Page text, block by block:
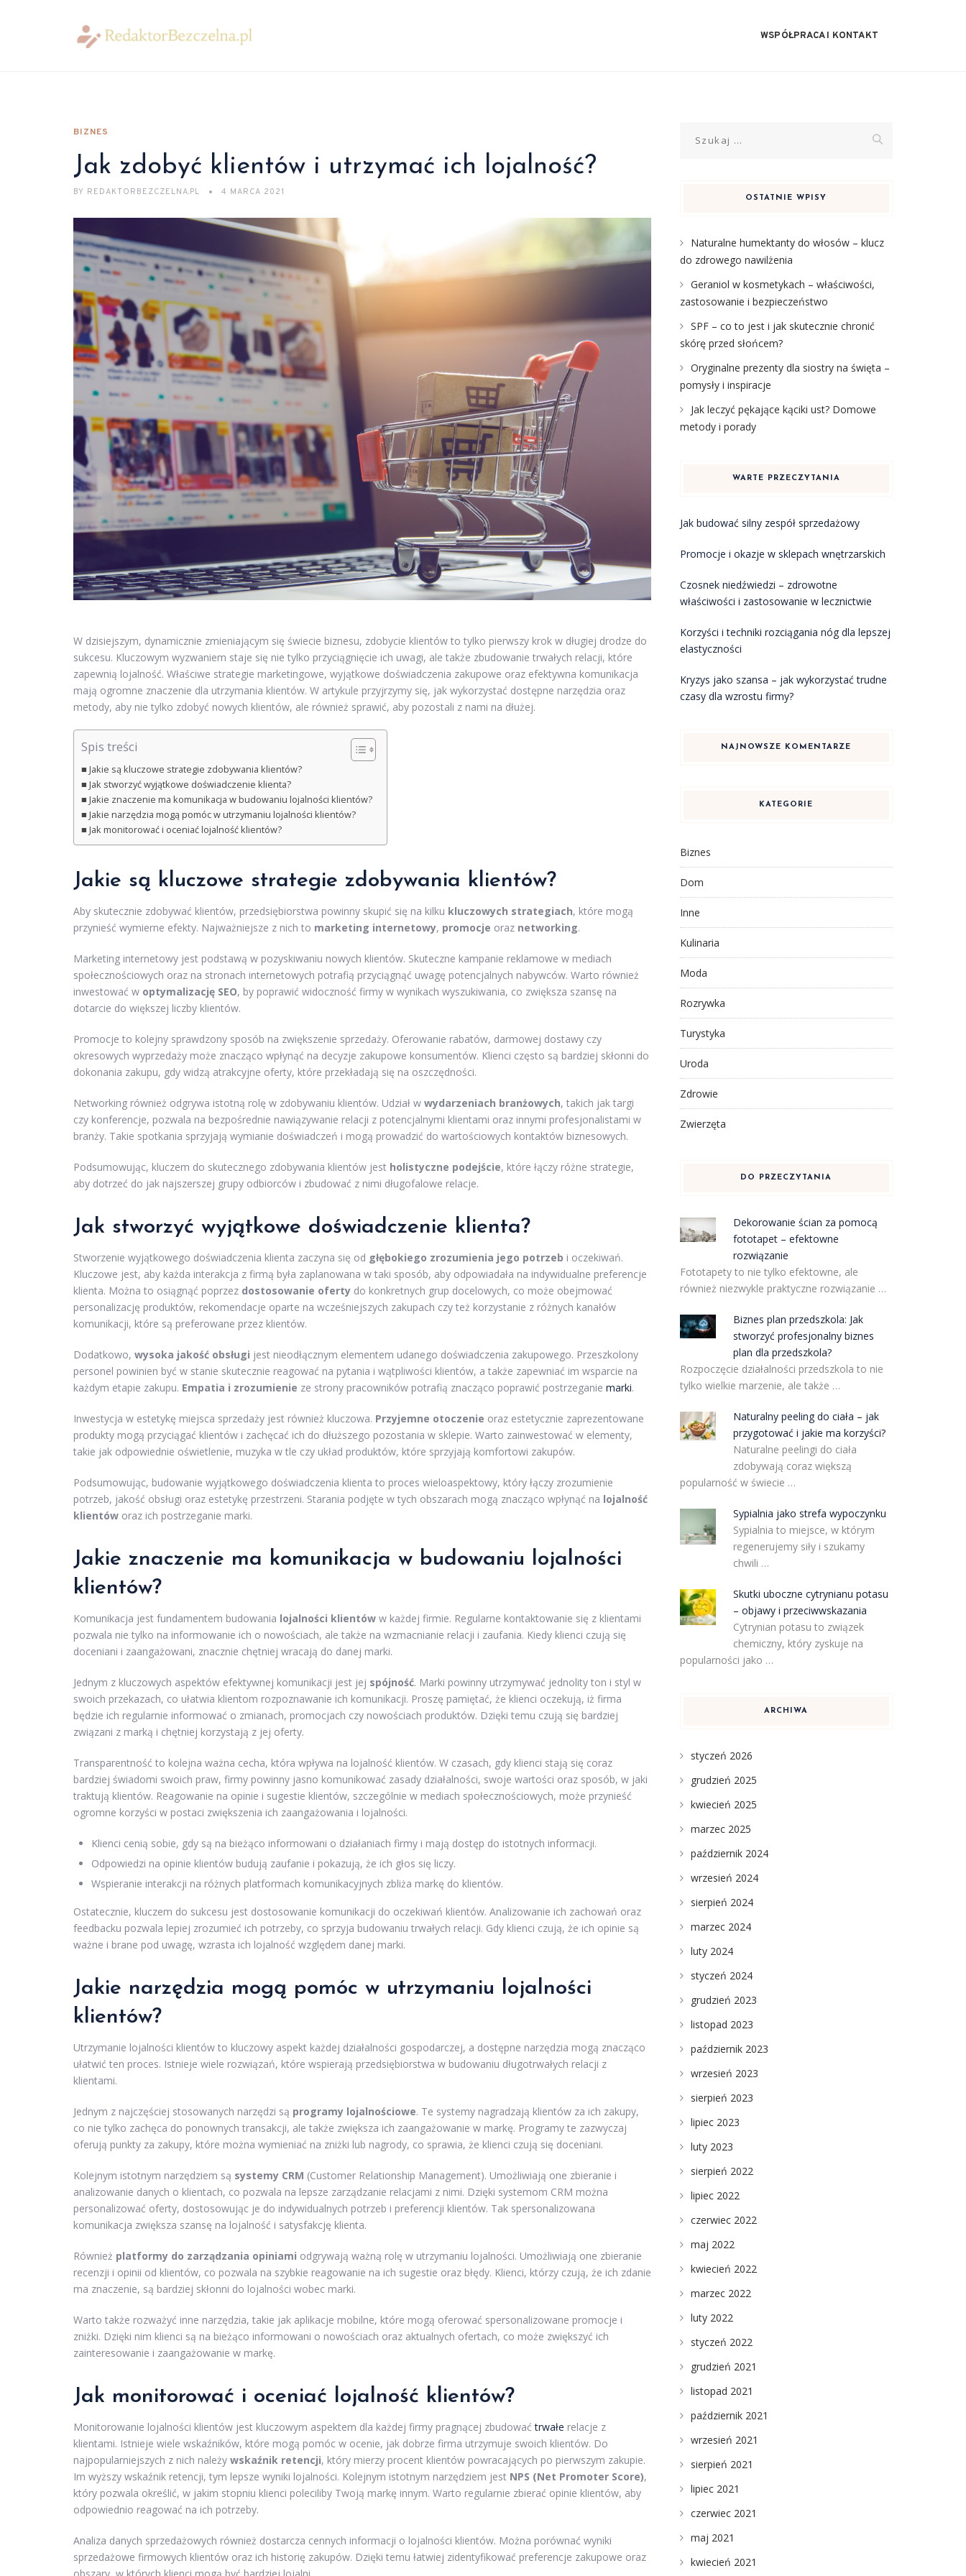
WSPÓŁPRACA I KONTAKT
BIZNES
Jak zdobyć klientów i utrzymać ich lojalność?
BY REDAKTORBEZCZELNA.PL 4 MARCA 2021
W dzisiejszym, dynamicznie zmieniającym się świecie biznesu, zdobycie klientów to tylko pierwszy krok w długiej drodze do
sukcesu. Kluczowym wyzwaniem staje się nie tylko przyciągnięcie ich uwagi, ale także zbudowanie trwałych relacji, które
zapewnią lojalność. Właściwe strategie marketingowe, wyjątkowe doświadczenia zakupowe oraz efektywna komunikacja
mają ogromne znaczenie dla utrzymania klientów. W artykule przyjrzymy się, jak wykorzystać dostępne narzędzia oraz
metody, aby nie tylko zdobyć nowych klientów, ale również sprawić, aby pozostali z nami na dłużej.
Spis treści
Jakie są kluczowe strategie zdobywania klientów?
Jak stworzyć wyjątkowe doświadczenie klienta?
Jakie znaczenie ma komunikacja w budowaniu lojalności klientów?
Jakie narzędzia mogą pomóc w utrzymaniu lojalności klientów?
Jak monitorować i oceniać lojalność klientów?
Jakie są kluczowe strategie zdobywania klientów?
Aby skutecznie zdobywać klientów, przedsiębiorstwa powinny skupić się na kilku kluczowych strategiach, które mogą
przynieść wymierne efekty. Najważniejsze z nich to marketing internetowy, promocje oraz networking.
Marketing internetowy jest podstawą w pozyskiwaniu nowych klientów. Skuteczne kampanie reklamowe w mediach
społecznościowych oraz na stronach internetowych potrafią przyciągnąć uwagę potencjalnych nabywców. Warto również
inwestować w optymalizację SEO, by poprawić widoczność firmy w wynikach wyszukiwania, co zwiększa szansę na
dotarcie do większej liczby klientów.
Promocje to kolejny sprawdzony sposób na zwiększenie sprzedaży. Oferowanie rabatów, darmowej dostawy czy
okresowych wyprzedaży może znacząco wpłynąć na decyzje zakupowe konsumentów. Klienci często są bardziej skłonni do
dokonania zakupu, gdy widzą atrakcyjne oferty, które przekładają się na oszczędności.
Networking również odgrywa istotną rolę w zdobywaniu klientów. Udział w wydarzeniach branżowych, takich jak targi
czy konferencje, pozwala na bezpośrednie nawiązywanie relacji z potencjalnymi klientami oraz innymi profesjonalistami w
branży. Takie spotkania sprzyjają wymianie doświadczeń i mogą prowadzić do wartościowych kontaktów biznesowych.
Podsumowując, kluczem do skutecznego zdobywania klientów jest holistyczne podejście, które łączy różne strategie,
aby dotrzeć do jak najszerszej grupy odbiorców i zbudować z nimi długofalowe relacje.
Jak stworzyć wyjątkowe doświadczenie klienta?
Stworzenie wyjątkowego doświadczenia klienta zaczyna się od głębokiego zrozumienia jego potrzeb i oczekiwań.
Kluczowe jest, aby każda interakcja z firmą była zaplanowana w taki sposób, aby odpowiadała na indywidualne preferencje
klienta. Można to osiągnąć poprzez dostosowanie oferty do konkretnych grup docelowych, co może obejmować
personalizację produktów, rekomendacje oparte na wcześniejszych zakupach czy też korzystanie z różnych kanałów
komunikacji, które są preferowane przez klientów.
Dodatkowo, wysoka jakość obsługi jest nieodłącznym elementem udanego doświadczenia zakupowego. Przeszkolony
personel powinien być w stanie skutecznie reagować na pytania i wątpliwości klientów, a także zapewniać im wsparcie na
każdym etapie zakupu. Empatia i zrozumienie ze strony pracowników potrafią znacząco poprawić postrzeganie marki.
Inwestycja w estetykę miejsca sprzedaży jest również kluczowa. Przyjemne otoczenie oraz estetycznie zaprezentowane
produkty mogą przyciągać klientów i zachęcać ich do dłuższego pozostania w sklepie. Warto zainwestować w elementy,
takie jak odpowiednie oświetlenie, muzyka w tle czy układ produktów, które sprzyjają komfortowi zakupów.
Podsumowując, budowanie wyjątkowego doświadczenia klienta to proces wieloaspektowy, który łączy zrozumienie
potrzeb, jakość obsługi oraz estetykę przestrzeni. Starania podjęte w tych obszarach mogą znacząco wpłynąć na lojalność
klientów oraz ich postrzeganie marki.
Jakie znaczenie ma komunikacja w budowaniu lojalności
klientów?
Komunikacja jest fundamentem budowania lojalności klientów w każdej firmie. Regularne kontaktowanie się z klientami
pozwala nie tylko na informowanie ich o nowościach, ale także na wzmacnianie relacji i zaufania. Kiedy klienci czują się
doceniani i zaangażowani, znacznie chętniej wracają do danej marki.
Jednym z kluczowych aspektów efektywnej komunikacji jest jej spójność. Marki powinny utrzymywać jednolity ton i styl w
swoich przekazach, co ułatwia klientom rozpoznawanie ich komunikacji. Proszę pamiętać, że klienci oczekują, iż firma
będzie ich regularnie informować o zmianach, promocjach czy nowościach produktów. Dzięki temu czują się bardziej
związani z marką i chętniej korzystają z jej oferty.
Transparentność to kolejna ważna cecha, która wpływa na lojalność klientów. W czasach, gdy klienci stają się coraz
bardziej świadomi swoich praw, firmy powinny jasno komunikować zasady działalności, swoje wartości oraz sposób, w jaki
traktują klientów. Reagowanie na opinie i sugestie klientów, szczególnie w mediach społecznościowych, może przynieść
ogromne korzyści w postaci zwiększenia ich zaangażowania i lojalności.
Klienci cenią sobie, gdy są na bieżąco informowani o działaniach firmy i mają dostęp do istotnych informacji.
Odpowiedzi na opinie klientów budują zaufanie i pokazują, że ich głos się liczy.
Wspieranie interakcji na różnych platformach komunikacyjnych zbliża markę do klientów.
Ostatecznie, kluczem do sukcesu jest dostosowanie komunikacji do oczekiwań klientów. Analizowanie ich zachowań oraz
feedbacku pozwala lepiej zrozumieć ich potrzeby, co sprzyja budowaniu trwałych relacji. Gdy klienci czują, że ich opinie są
ważne i brane pod uwagę, wzrasta ich lojalność względem danej marki.
Jakie narzędzia mogą pomóc w utrzymaniu lojalności
klientów?
Utrzymanie lojalności klientów to kluczowy aspekt każdej działalności gospodarczej, a dostępne narzędzia mogą znacząco
ułatwić ten proces. Istnieje wiele rozwiązań, które wspierają przedsiębiorstwa w budowaniu długotrwałych relacji z
klientami.
Jednym z najczęściej stosowanych narzędzi są programy lojalnościowe. Te systemy nagradzają klientów za ich zakupy,
co nie tylko zachęca do ponownych transakcji, ale także zwiększa ich zaangażowanie w markę. Programy te zazwyczaj
oferują punkty za zakupy, które można wymieniać na zniżki lub nagrody, co sprawia, że klienci czują się doceniani.
Kolejnym istotnym narzędziem są systemy CRM (Customer Relationship Management). Umożliwiają one zbieranie i
analizowanie danych o klientach, co pozwala na lepsze zarządzanie relacjami z nimi. Dzięki systemom CRM można
personalizować oferty, dostosowując je do indywidualnych potrzeb i preferencji klientów. Tak spersonalizowana
komunikacja zwiększa szansę na lojalność i satysfakcję klienta.
Również platformy do zarządzania opiniami odgrywają ważną rolę w utrzymaniu lojalności. Umożliwiają one zbieranie
recenzji i opinii od klientów, co pozwala na szybkie reagowanie na ich sugestie oraz błędy. Klienci, którzy czują, że ich zdanie
ma znaczenie, są bardziej skłonni do lojalności wobec marki.
Warto także rozważyć inne narzędzia, takie jak aplikacje mobilne, które mogą oferować spersonalizowane promocje i
zniżki. Dzięki nim klienci są na bieżąco informowani o nowościach oraz aktualnych ofertach, co może zwiększyć ich
zainteresowanie i zaangażowanie w markę.
Jak monitorować i oceniać lojalność klientów?
Monitorowanie lojalności klientów jest kluczowym aspektem dla każdej firmy pragnącej zbudowaćtrwałe relacje z
klientami. Istnieje wiele wskaźników, które mogą pomóc w ocenie, jak dobrze firma utrzymuje swoich klientów. Do
najpopularniejszych z nich należy wskaźnik retencji, który mierzy procent klientów powracających po pierwszym zakupie.
Im wyższy wskaźnik retencji, tym lepsze wyniki lojalności. Kolejnym istotnym narzędziem jest NPS (Net Promoter Score),
który pozwala określić, w jakim stopniu klienci poleciliby Twoją markę innym. Warto regularnie zbierać opinie klientów, aby
odpowiednio reagować na ich potrzeby.
Analiza danych sprzedażowych również dostarcza cennych informacji o lojalności klientów. Można porównać wyniki
sprzedażowe firmowych klientów oraz ich historię zakupów. Dzięki temu łatwiej zidentyfikować preferencje zakupowe oraz
OSTATNIE WPISY
Naturalne humektanty do włosów – klucz
do zdrowego nawilżenia
Geraniol w kosmetykach – właściwości,
zastosowanie i bezpieczeństwo
SPF – co to jest i jak skutecznie chronić
skórę przed słońcem?
Oryginalne prezenty dla siostry na święta –
pomysły i inspiracje
Jak leczyć pękające kąciki ust? Domowe
metody i porady
WARTE PRZECZYTANIA
Jak budować silny zespół sprzedażowy
Promocje i okazje w sklepach wnętrzarskich
Czosnek niedźwiedzi – zdrowotne
właściwości i zastosowanie w lecznictwie
Korzyści i techniki rozciągania nóg dla lepszej
elastyczności
Kryzys jako szansa – jak wykorzystać trudne
czasy dla wzrostu firmy?
NAJNOWSZE KOMENTARZE
KATEGORIE
Biznes
Dom
Inne
Kulinaria
Moda
Rozrywka
Turystyka
Uroda
Zdrowie
Zwierzęta
DO PRZECZYTANIA
Dekorowanie ścian za pomocą
fototapet – efektowne
rozwiązanie
Fototapety to nie tylko efektowne, ale
również niezwykle praktyczne rozwiązanie …
Biznes plan przedszkola: Jak
stworzyć profesjonalny biznes
plan dla przedszkola?
Rozpoczęcie działalności przedszkola to nie
tylko wielkie marzenie, ale także …
Naturalny peeling do ciała – jak
przygotować i jakie ma korzyści?
Naturalne peelingi do ciała
zdobywają coraz większą
popularność w świecie …
Sypialnia jako strefa wypoczynku
Sypialnia to miejsce, w którym
regenerujemy siły i szukamy
chwili …
Skutki uboczne cytrynianu potasu
– objawy i przeciwwskazania
Cytrynian potasu to związek
chemiczny, który zyskuje na
popularności jako …
ARCHIWA
styczeń 2026
grudzień 2025
kwiecień 2025
marzec 2025
październik 2024
wrzesień 2024
sierpień 2024
marzec 2024
luty 2024
styczeń 2024
grudzień 2023
listopad 2023
październik 2023
wrzesień 2023
sierpień 2023
lipiec 2023
luty 2023
sierpień 2022
lipiec 2022
czerwiec 2022
maj 2022
kwiecień 2022
marzec 2022
luty 2022
styczeń 2022
grudzień 2021
listopad 2021
październik 2021
wrzesień 2021
sierpień 2021
lipiec 2021
czerwiec 2021
maj 2021
kwiecień 2021